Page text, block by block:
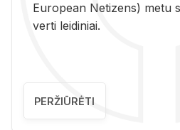
Eu­ro­pe­an Ne­ti­zens) metu
ver­ti lei­di­niai.
PERŽIŪRĖTI